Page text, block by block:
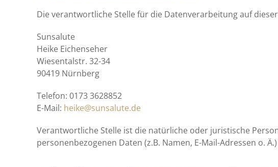
Die verantwortliche Stelle für die Datenverarbeitung auf
Sunsalute
Heike Eichenseher
Wiesentalstr. 32-34
90419 Nürnberg
Telefon: 0173 3628852
E-Mail: heike@sunsalute.de
Verantwortliche Stelle ist die natürliche oder juristische
personenbezogenen Daten (z.B. Namen, E-Mail-Adressen o.